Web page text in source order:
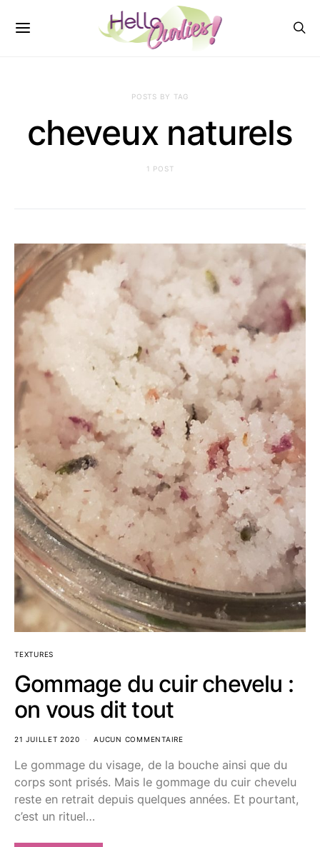
POSTS BY TAG
cheveux naturels
1 POST
TEXTURES
Gommage du cuir chevelu :
on vous dit tout
21 JUILLET 2020 AUCUN COMMENTAIRE
Le gommage du visage, de la bouche ainsi que du
corps sont prisés. Mais le gommage du cuir chevelu
reste en retrait depuis quelques années. Et pourtant,
c’est un rituel…